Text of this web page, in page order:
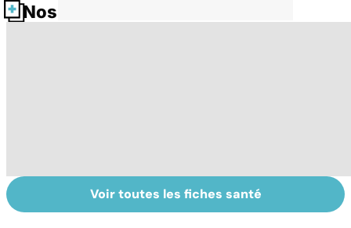
Nos fiches santé
Narcolepsie : des
crises de
Maladie de
Huntington : une
Voir toutes les fiches santé